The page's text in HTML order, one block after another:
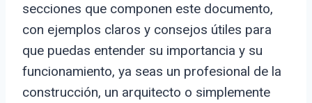
secciones que componen este documento,
con ejemplos claros y consejos útiles para
que puedas entender su importancia y su
funcionamiento, ya seas un profesional de la
construcción, un arquitecto o simplemente